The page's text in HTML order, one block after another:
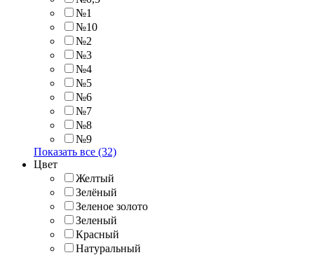
№1
№10
№2
№3
№4
№5
№6
№7
№8
№9
Показать все (32)
Цвет
Желтый
Зелёный
Зеленое золото
Зеленый
Красный
Натуральный